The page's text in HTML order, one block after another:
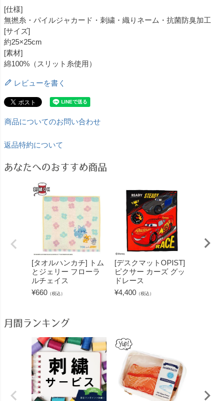
[仕様]
無撚糸・パイルジャカード・刺繍・織りネーム・抗菌防臭加工
[サイズ]
約25×25cm
[素材]
綿100%（スリット糸使用）
レビューを書く
商品についてのお問い合わせ
返品特約について
あなたへのおすすめ商品
[タオルハンカチ] トム
とジェリー フローラ
ルチェイス
¥660 （税込）
[デスクマットOPIST]
ピクサー カーズ グッ
ドレース
¥4,400 （税込）
月間ランキング